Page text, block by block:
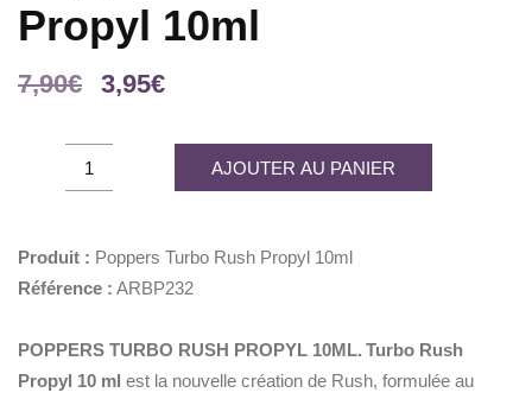
Propyl 10ml
7,90€
Le
initial
3,95€Le
actuel
est :
Poppers
Turbo
Propyl
10ml
AJOUTER AU PANIER
Produit : Poppers Turbo Rush Propyl 10ml
Référence : ARBP232
POPPERS TURBO RUSH PROPYL 10ML. Turbo Rush
Propyl 10 ml est la nouvelle création de Rush, formulée au